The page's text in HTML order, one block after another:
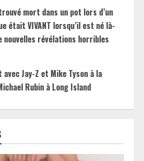
mort dans un pot lors d’un
était VIVANT lorsqu’il est né là-
nouvelles révélations horribles
Jay-Z et Mike Tyson à la
Rubin à Long Island